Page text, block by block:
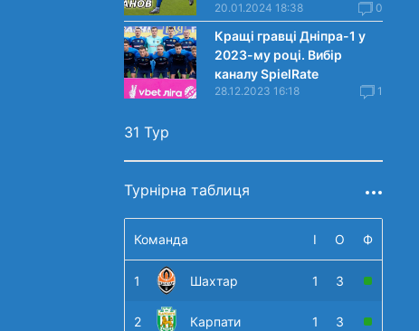
20.01.2024 18:38 0
Кращі гравці Дніпра-1 у
2023-му році. Вибiр
каналу SpielRate
28.12.2023 16:18 1
31 Тур
Турнірна таблиця
Команда І О Ф
1 Шахтар 1 3
2 Карпати 1 3